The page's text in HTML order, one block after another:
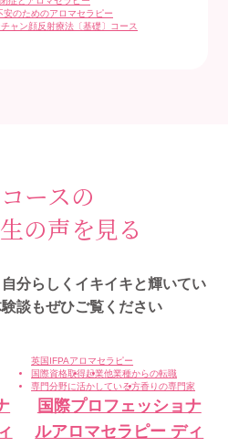
安のためのアロマセラピー
ャン顔反射療法〔基礎〕コース
ースの
の声を見る
分らしくイキイキと輝いてい
談もぜひご覧ください
英国IFPAアロマセラピー
国際資格取得起業他業種からの転職
専門分野に活かしている方香りの専門家
国際プロフェッショナ
ルアロマセラピー ディ